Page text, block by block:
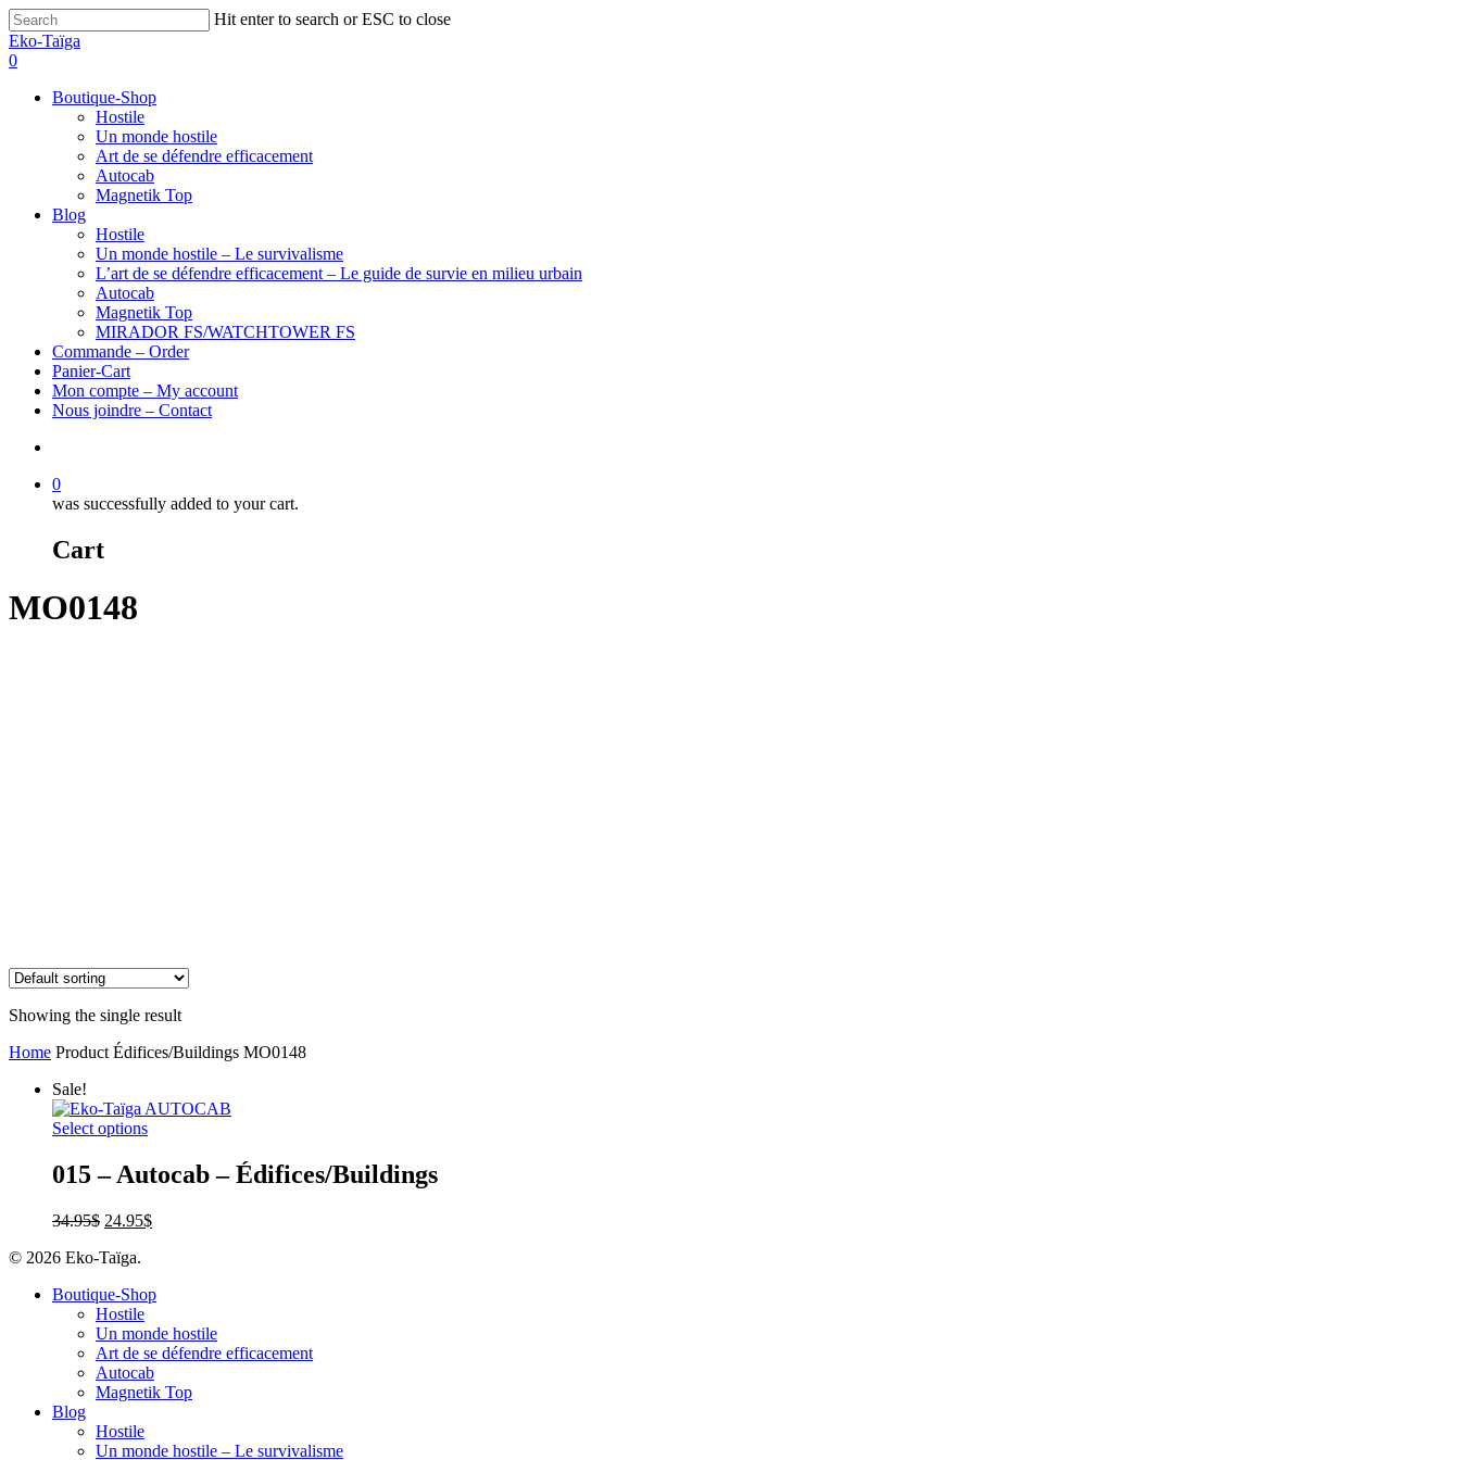
Hit enter to search or ESC to close
Eko-Taïga
0
Boutique-Shop
Hostile
Un monde hostile
Art de se défendre efficacement
Autocab
Magnetik Top
Blog
Hostile
Un monde hostile – Le survivalisme
L’art de se défendre efficacement – Le guide de survie en milieu urbain
Autocab
Magnetik Top
MIRADOR FS/WATCHTOWER FS
Commande – Order
Panier-Cart
Mon compte – My account
Nous joindre – Contact
0
was successfully added to your cart.
Cart
MO0148
Showing the single result
Home Product Édifices/Buildings MO0148
Sale!
Select options
015 – Autocab – Édifices/Buildings
34.95$ 24.95$
© 2026 Eko-Taïga.
Boutique-Shop
Hostile
Un monde hostile
Art de se défendre efficacement
Autocab
Magnetik Top
Blog
Hostile
Un monde hostile – Le survivalisme